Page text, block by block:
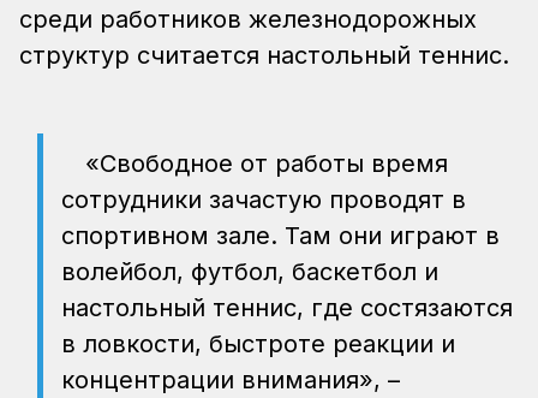
среди работников железнодорожных
структур считается настольный теннис.
«Свободное от работы время
сотрудники зачастую проводят в
спортивном зале. Там они играют в
волейбол, футбол, баскетбол и
настольный теннис, где состязаются
в ловкости, быстроте реакции и
концентрации внимания», –